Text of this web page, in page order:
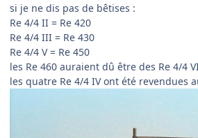
si je ne dis pas de bêtises :
Re 4/4 II = Re 420
Re 4/4 III = Re 430
Re 4/4 V = Re 450
les Re 460 auraient dû être des Re 4/4
les quatre Re 4/4 IV ont été revendues